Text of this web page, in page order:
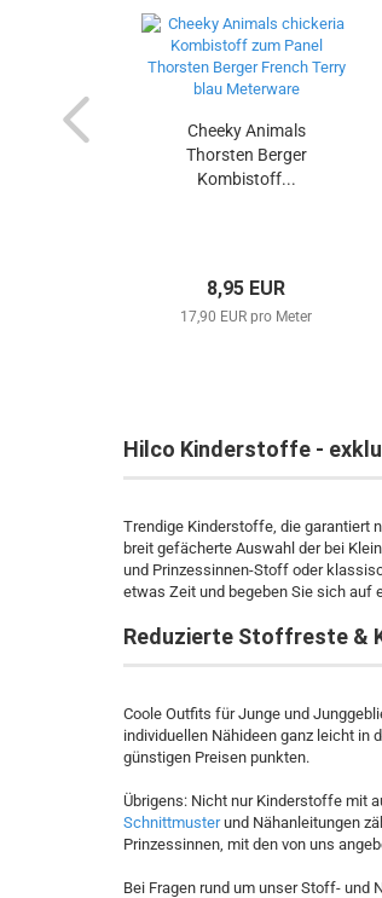
Cheeky Animals
Thorsten Berger
Kombistoff...
8,95 EUR
17,90 EUR pro Meter
Hilco Kinderstoffe -
Trendige Kinderstoffe, die garantiert
breit gefächerte Auswahl der bei
und Prinzessinnen-Stoff oder
etwas Zeit und begeben Sie sich auf
Reduzierte Stoffreste &
Coole Outfits für Junge und
individuellen Nähideen ganz leicht in
günstigen Preisen punkten.
Übrigens: Nicht nur Kinderstoffe mit
Schnittmusterund Nähanleitungen
Prinzessinnen, mit den von uns
Bei Fragen rund um unser Stoff- und